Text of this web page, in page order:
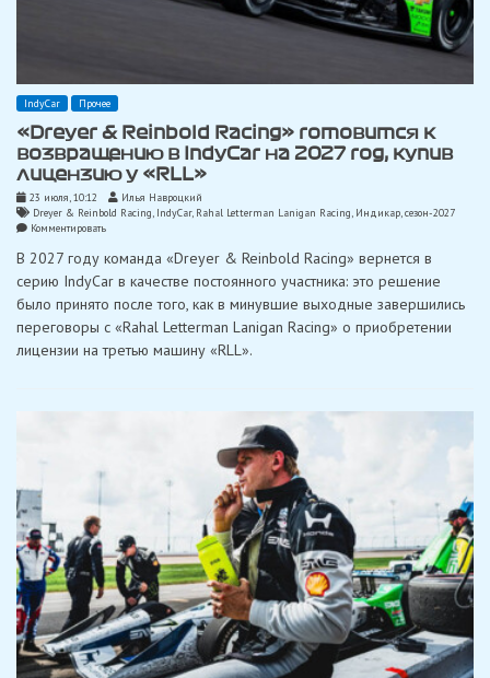
IndyCar Прочее
«Dreyer & Reinbold Racing» готовится к
возвращению в IndyCar на 2027 год, купив
лицензию у «RLL»
23 июля, 10:12
Илья Навроцкий
Dreyer & Reinbold Racing, IndyCar, Rahal Letterman Lanigan Racing, Индикар,сезон-2027
Комментироватьon
&
Racing»
готовится
возвращению
в
«RLL»
В 2027 году команда «Dreyer & Reinbold Racing» вернется в
серию IndyCar в качестве постоянного участника: это решение
было принято после того, как в минувшие выходные завершились
переговоры с «Rahal Letterman Lanigan Racing» о приобретении
лицензии на третью машину «RLL».